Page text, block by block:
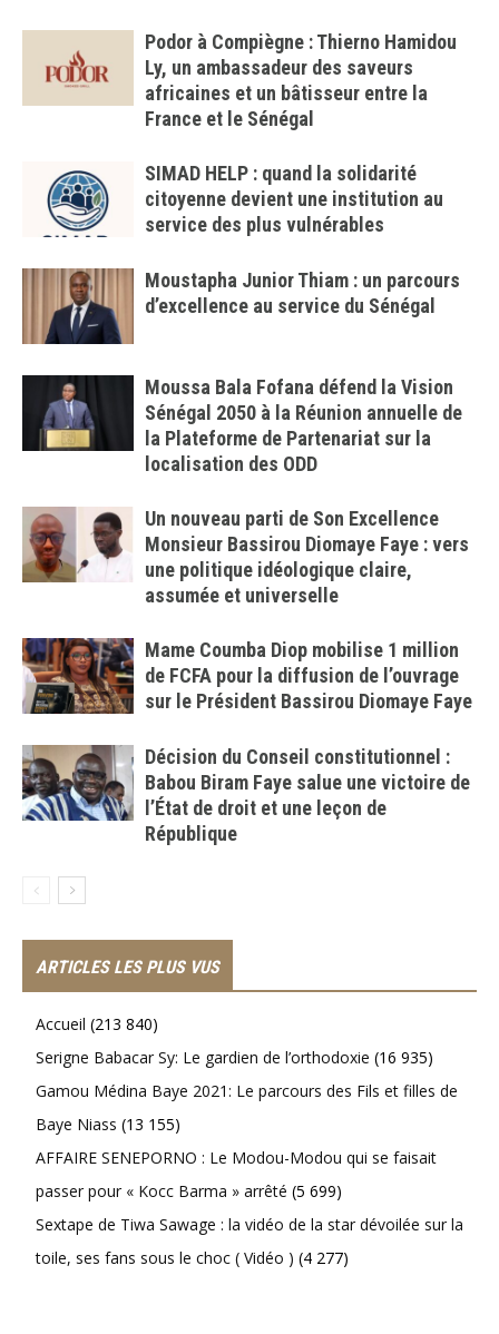
Podor à Compiègne : Thierno Hamidou
Ly, un ambassadeur des saveurs
africaines et un bâtisseur entre la
France et le Sénégal
SIMAD HELP : quand la solidarité
citoyenne devient une institution au
service des plus vulnérables
Moustapha Junior Thiam : un parcours
d’excellence au service du Sénégal
Moussa Bala Fofana défend la Vision
Sénégal 2050 à la Réunion annuelle de
la Plateforme de Partenariat sur la
localisation des ODD
Un nouveau parti de Son Excellence
Monsieur Bassirou Diomaye Faye : vers
une politique idéologique claire,
assumée et universelle
Mame Coumba Diop mobilise 1 million
de FCFA pour la diffusion de l’ouvrage
sur le Président Bassirou Diomaye Faye
Décision du Conseil constitutionnel :
Babou Biram Faye salue une victoire de
l’État de droit et une leçon de
République
ARTICLES LES PLUS VUS
Accueil (213 840)
Serigne Babacar Sy: Le gardien de l’orthodoxie (16 935)
Gamou Médina Baye 2021: Le parcours des Fils et filles de
Baye Niass (13 155)
AFFAIRE SENEPORNO : Le Modou-Modou qui se faisait
passer pour « Kocc Barma » arrêté (5 699)
Sextape de Tiwa Sawage : la vidéo de la star dévoilée sur la
toile, ses fans sous le choc ( Vidéo ) (4 277)